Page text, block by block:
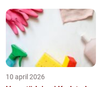
10 april 2026